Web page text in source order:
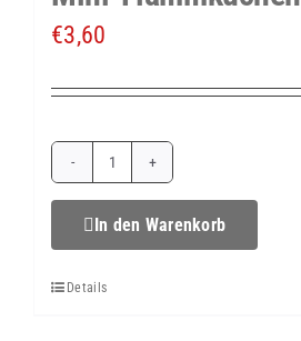
€3,60
Mini-
Flammkuchen
In den Warenkorb
Details